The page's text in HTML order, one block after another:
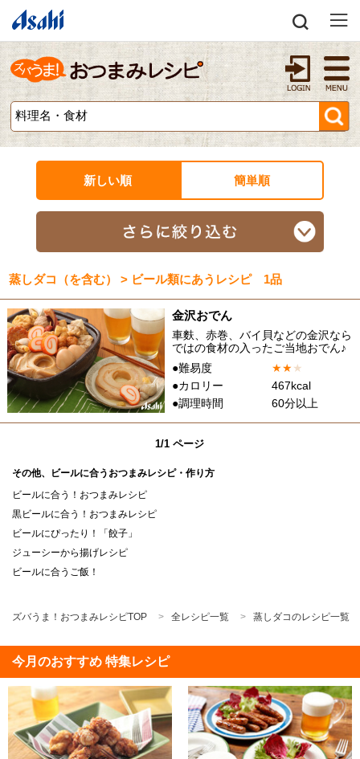
新しい順 簡単順
蒸しダコ（を含む） > ビール類にあうレシピ 1品
金沢おでん
車麩、赤巻、バイ貝などの金沢なら
ではの食材の入ったご当地おでん♪
●難易度
★★★
●カロリー
467kcal
●調理時間
60分以上
1/1 ページ
その他、ビールに合うおつまみレシピ・作り方
ビールに合う！おつまみレシピ
黒ビールに合う！おつまみレシピ
ビールにぴったり！「餃子」
ジューシーから揚げレシピ
ビールに合うご飯！
ズバうま！おつまみレシピTOP 全レシピ一覧 蒸しダコのレシピ一覧
今月のおすすめ 特集レシピ